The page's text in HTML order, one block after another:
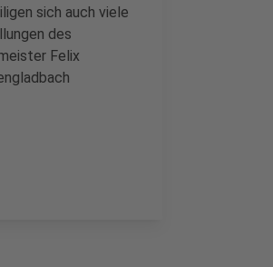
sich auch viele
des
Felix